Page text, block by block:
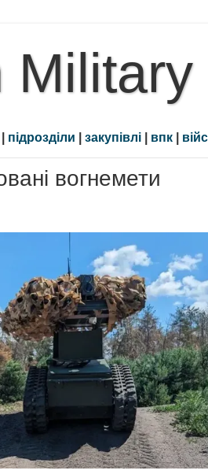
| підрозділи | закупівлі | впк |
вогнемети